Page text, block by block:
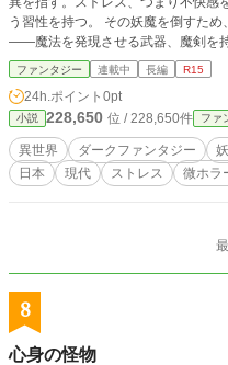
う習性を持つ。 その妖魔を倒すた
――魔法を発現させる武器、魔剣を
剣は【魔剣世界】のみでしか製造で
た。 だが、2022年3月30日。とある
いたことが発覚。 名前を塔柿大和。
現在【魔剣世界】から派遣された魔
れていた生死を賭けた戦いの世界に
ファンタジー 連載中 長編 R15
24h.ポイント 0pt
小説 228,650 位 / 228,650件 ファ
異世界 ダークファンタジー
日本
現代 ストレス 微ホラ
8
心身の怪物